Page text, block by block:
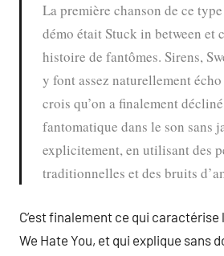
La première chanson de ce
démo était Stuck in between et
histoire de fantômes. Sirens,
y font assez naturellement
crois qu’on a finalement
fantomatique dans le son sans
explicitement, en utilisant des
traditionnelles et des bruits
C’est finalement ce qui
We Hate You, et qui explique sans